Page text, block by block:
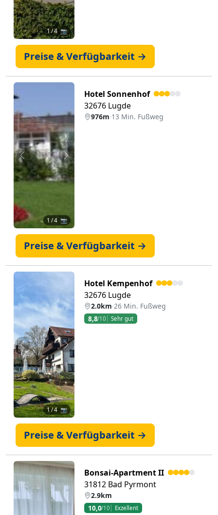
1/ 4 📷
Preise & Verfügbarkeit →
Zurück Weiter
1 / 4 📷
Hotel Sonnenhof
32676 Lugde
976m·13 Min. Fußweg
Preise & Verfügbarkeit →
Zurück Weiter
1/ 4 📷
Hotel Kempenhof
32676 Lugde
2.0km·26 Min. Fußweg
8,8/10 Sehr gut
Preise & Verfügbarkeit →
Bonsai-Apartment II
31812 Bad Pyrmont
2.9km
10,0/10 Exzellent